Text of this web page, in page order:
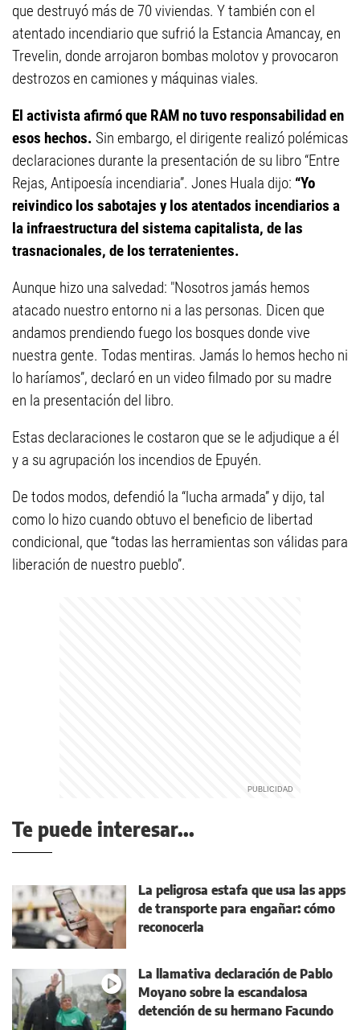
que destruyó más de 70 viviendas. Y también con el
atentado incendiario que sufrió la Estancia Amancay, en
Trevelin, donde arrojaron bombas molotov y provocaron
destrozos en camiones y máquinas viales.
El activista afirmó que RAM no tuvo responsabilidad en
esos hechos. Sin embargo, el dirigente realizó polémicas
declaraciones durante la presentación de su libro “Entre
Rejas, Antipoesía incendiaria”. Jones Huala dijo: “Yo
reivindico los sabotajes y los atentados incendiarios a
la infraestructura del sistema capitalista, de las
trasnacionales, de los terratenientes.
Aunque hizo una salvedad: "Nosotros jamás hemos
atacado nuestro entorno ni a las personas. Dicen que
andamos prendiendo fuego los bosques donde vive
nuestra gente. Todas mentiras. Jamás lo hemos hecho ni
lo haríamos”, declaró en un video filmado por su madre
en la presentación del libro.
Estas declaraciones le costaron que se le adjudique a él
y a su agrupación los incendios de Epuyén.
De todos modos, defendió la “lucha armada” y dijo, tal
como lo hizo cuando obtuvo el beneficio de libertad
condicional, que “todas las herramientas son válidas para
liberación de nuestro pueblo”.
Te puede interesar...
La peligrosa estafa que usa las apps
de transporte para engañar: cómo
reconocerla
La llamativa declaración de Pablo
Moyano sobre la escandalosa
detención de su hermano Facundo